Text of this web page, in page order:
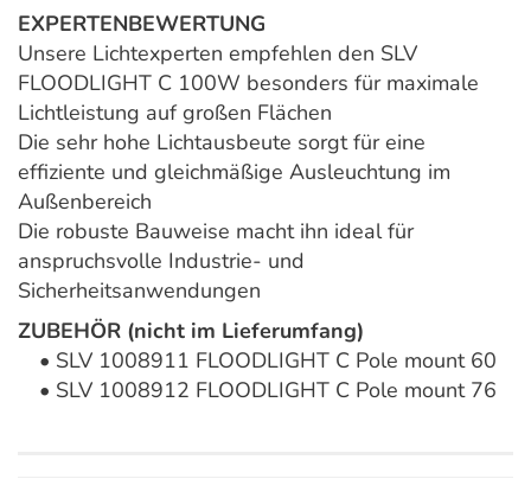
EXPERTENBEWERTUNG
Unsere Lichtexperten empfehlen den SLV
FLOODLIGHT C 100W besonders für maximale
Lichtleistung auf großen Flächen
Die sehr hohe Lichtausbeute sorgt für eine
effiziente und gleichmäßige Ausleuchtung im
Außenbereich
Die robuste Bauweise macht ihn ideal für
anspruchsvolle Industrie- und
Sicherheitsanwendungen
ZUBEHÖR (nicht im Lieferumfang)
• SLV 1008911 FLOODLIGHT C Pole mount 60
• SLV 1008912 FLOODLIGHT C Pole mount 76